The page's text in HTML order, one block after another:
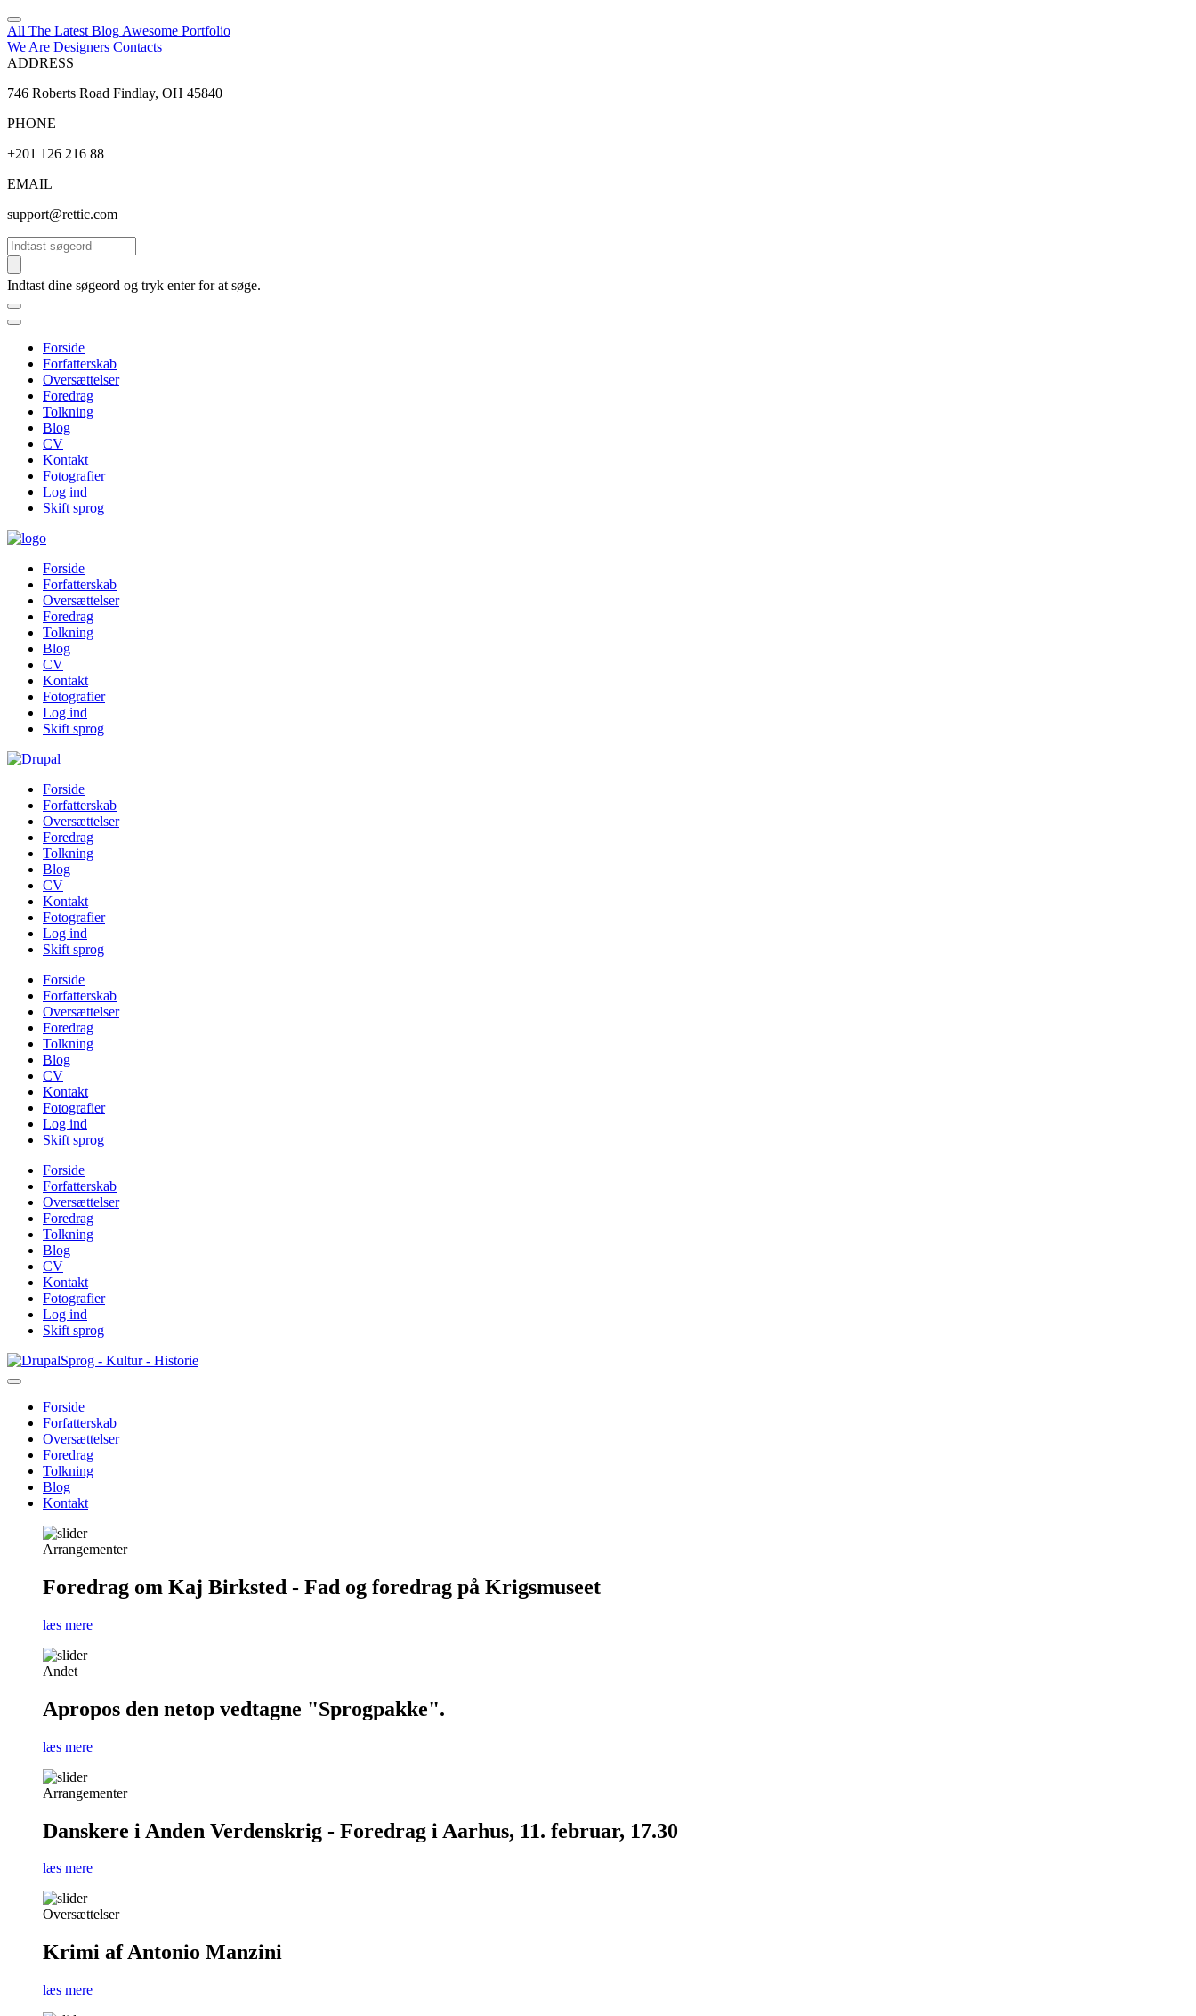
All The Latest Blog Awesome Portfolio
We Are Designers Contacts
ADDRESS
746 Roberts Road Findlay, OH 45840
PHONE
+201 126 216 88
EMAIL
support@rettic.com
Søg
Indtast dine søgeord og tryk enter for at søge.
Forside
Forfatterskab
Oversættelser
Foredrag
Tolkning
Blog
CV
Kontakt
Fotografier
Log ind
Skift sprog
Forside
Forfatterskab
Oversættelser
Foredrag
Tolkning
Blog
CV
Kontakt
Fotografier
Log ind
Skift sprog
Forside
Forfatterskab
Oversættelser
Foredrag
Tolkning
Blog
CV
Kontakt
Fotografier
Log ind
Skift sprog
Forside
Forfatterskab
Oversættelser
Foredrag
Tolkning
Blog
CV
Kontakt
Fotografier
Log ind
Skift sprog
Forside
Forfatterskab
Oversættelser
Foredrag
Tolkning
Blog
CV
Kontakt
Fotografier
Log ind
Skift sprog
Gå
til
Sprog - Kultur - Historie
Primær
navigation
Forside
Forfatterskab
Oversættelser
Foredrag
Tolkning
Blog
Kontakt
Arrangementer
Foredrag om Kaj Birksted - Fad og foredrag på Krigsmuseet
læs mere
Andet
Apropos den netop vedtagne "Sprogpakke".
læs mere
Arrangementer
Danskere i Anden Verdenskrig - Foredrag i Aarhus, 11. februar, 17.30
læs mere
Oversættelser
Krimi af Antonio Manzini
læs mere